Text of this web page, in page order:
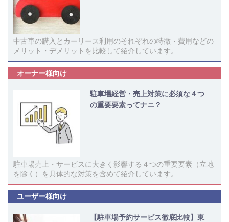
中古車の購入とカーリース利用のそれぞれの特徴・費用などの
メリット・デメリットを比較して紹介しています。
オーナー様向け
駐車場経営・売上対策に必須な４つ
の重要要素ってナニ？
駐車場売上・サービスに大きく影響する４つの重要要素（立地
を除く）を具体的な対策を含めて紹介しています。
ユーザー様向け
【駐車場予約サービス徹底比較】東